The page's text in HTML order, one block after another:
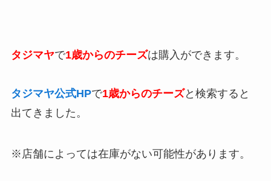
タジマヤで1歳からのチーズは購入ができます。
タジマヤ公式HPで1歳からのチーズと検索すると
出てきました。
※店舗によっては在庫がない可能性があります。